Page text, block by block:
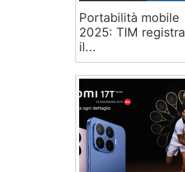
Portabilità mobile
2025: TIM registra
il...